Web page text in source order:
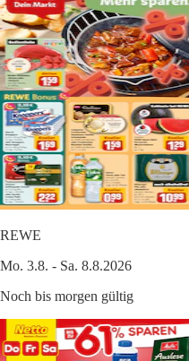
REWE
Mo. 3.8. - Sa. 8.8.2026
Noch bis morgen gültig